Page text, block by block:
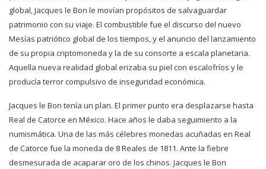
global, Jacques le Bon le movían propósitos de salvaguardar
patrimonio con su viaje. El combustible fue el discurso del nuevo
Mesías patriótico global de los tiempos, y el anuncio del lanzamiento
de su propia criptomoneda y la de su consorte a escala planetaria.
Aquella nueva realidad global erizaba su piel con escalofríos y le
producía terror compulsivo de inseguridad económica.
Jacques le Bon tenía un plan. El primer punto era desplazarse hasta
Real de Catorce en México. Hace años le daba seguimiento a la
numismática. Una de las más célebres monedas acuñadas en Real
de Catorce fue la moneda de 8 Reales de 1811. Ante la fiebre
desmesurada de acaparar oro de los chinos. Jacques le Bon